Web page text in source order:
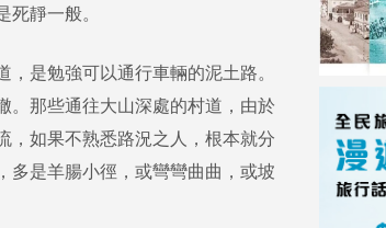
靜一般。
是勉強可以通行車輛的泥土路。
。那些通往大山深處的村道，由於
，如果不熟悉路況之人，根本就分
多是羊腸小徑，或彎彎曲曲，或坡